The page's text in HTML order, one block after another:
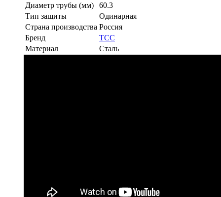
Диаметр трубы (мм)
60.3
Тип защиты
Одинарная
Страна производства Россия
Бренд
TCC
Материал
Сталь